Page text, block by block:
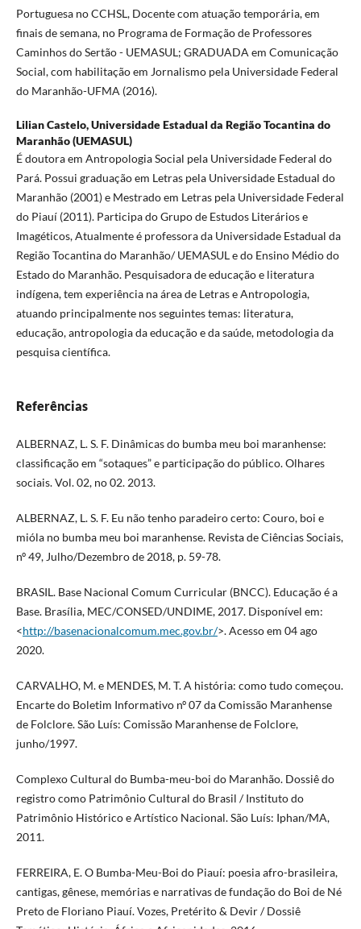
Portuguesa no CCHSL, Docente com atuação temporária, em
finais de semana, no Programa de Formação de Professores
Caminhos do Sertão - UEMASUL; GRADUADA em Comunicação
Social, com habilitação em Jornalismo pela Universidade Federal
do Maranhão-UFMA (2016).
Lilian Castelo,Universidade Estadual da Região Tocantina do
Maranhão (UEMASUL)
É doutora em Antropologia Social pela Universidade Federal do
Pará. Possui graduação em Letras pela Universidade Estadual do
Maranhão (2001) e Mestrado em Letras pela Universidade Federal
do Piauí (2011). Participa do Grupo de Estudos Literários e
Imagéticos, Atualmente é professora da Universidade Estadual da
Região Tocantina do Maranhão/ UEMASUL e do Ensino Médio do
Estado do Maranhão. Pesquisadora de educação e literatura
indígena, tem experiência na área de Letras e Antropologia,
atuando principalmente nos seguintes temas: literatura,
educação, antropologia da educação e da saúde, metodologia da
pesquisa científica.
Referências
ALBERNAZ, L. S. F. Dinâmicas do bumba meu boi maranhense:
classificação em “sotaques” e participação do público. Olhares
sociais. Vol. 02, no 02. 2013.
ALBERNAZ, L. S. F. Eu não tenho paradeiro certo: Couro, boi e
mióla no bumba meu boi maranhense. Revista de Ciências Sociais,
nº 49, Julho/Dezembro de 2018, p. 59-78.
BRASIL. Base Nacional Comum Curricular (BNCC). Educação é a
Base. Brasília, MEC/CONSED/UNDIME, 2017. Disponível em:
<http://basenacionalcomum.mec.gov.br/>. Acesso em 04 ago
2020.
CARVALHO, M. e MENDES, M. T. A história: como tudo começou.
Encarte do Boletim Informativo nº 07 da Comissão Maranhense
de Folclore. São Luís: Comissão Maranhense de Folclore,
junho/1997.
Complexo Cultural do Bumba-meu-boi do Maranhão. Dossiê do
registro como Patrimônio Cultural do Brasil / Instituto do
Patrimônio Histórico e Artístico Nacional. São Luís: Iphan/MA,
2011.
FERREIRA, E. O Bumba-Meu-Boi do Piauí: poesia afro-brasileira,
cantigas, gênese, memórias e narrativas de fundação do Boi de Né
Preto de Floriano Piauí. Vozes, Pretérito & Devir / Dossiê